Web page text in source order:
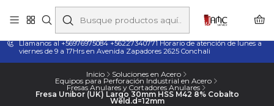
Taladros Magnéticos en Chile | Venta, Arriendo y Servicio
Técnico
Llamanos al +56976975084 +56227340771 Horario de atención de lunes a
viernes de 9 a 17Hrs en Avenida Zapadores 2625 Conchali
Inicio Soluciones en Acero
Equipos para Perforación Industrial en Acero
Fresas Anulares y Cortadores Anulares
Fresa Unibor (UK) Largo 30mm HSS M42 8% Cobalto
Weld.d=12mm